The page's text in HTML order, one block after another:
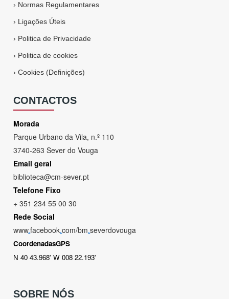
› Normas Regulamentares
› Ligações Úteis
› Politica de Privacidade
› Politica de cookies
›Cookies (Definições)
CONTACTOS
Morada
Parque Urbano da Vila, n.º 110
3740-263 Sever do Vouga
Email geral
biblioteca@cm-sever.pt
Telefone Fixo
+ 351 234 55 00 30
Rede Social
www.facebook.com/bm.severdovouga
CoordenadasGPS
N 40 43.968' W 008 22.193'
SOBRE NÓS